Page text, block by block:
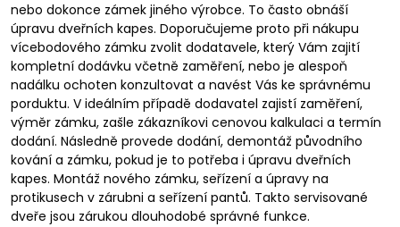
nebo dokonce zámek jiného výrobce. To často obnáší
úpravu dveřních kapes. Doporučujeme proto při nákupu
vícebodového zámku zvolit dodatavele, který Vám zajití
kompletní dodávku včetně zaměření, nebo je alespoň
nadálku ochoten konzultovat a navést Vás ke správnému
porduktu. V ideálním případě dodavatel zajistí zaměření,
výměr zámku, zašle zákazníkovi cenovou kalkulaci a termín
dodání. Následně provede dodání, demontáž původního
kování a zámku, pokud je to potřeba i úpravu dveřních
kapes. Montáž nového zámku, seřízení a úpravy na
protikusech v zárubni a seřízení pantů. Takto servisované
dveře jsou zárukou dlouhodobé správné funkce.